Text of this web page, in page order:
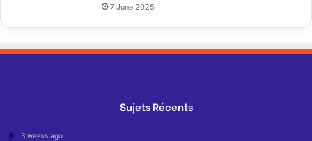
7 June 2025
Sujets Récents
3 weeks ago